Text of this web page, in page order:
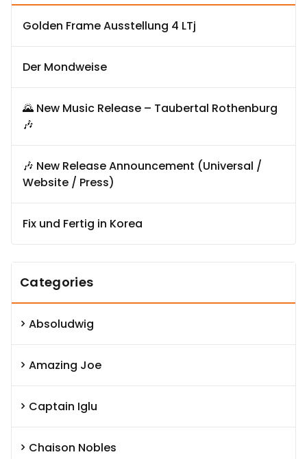
Golden Frame Ausstellung 4 LTj
Der Mondweise
🌄 New Music Release – Taubertal Rothenburg
🎶
🎶 New Release Announcement (Universal /
Website / Press)
Fix und Fertig in Korea
Categories
Absoludwig
Amazing Joe
Captain Iglu
Chaison Nobles